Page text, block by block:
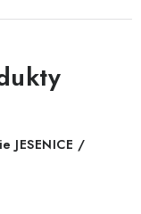
JESENICE /